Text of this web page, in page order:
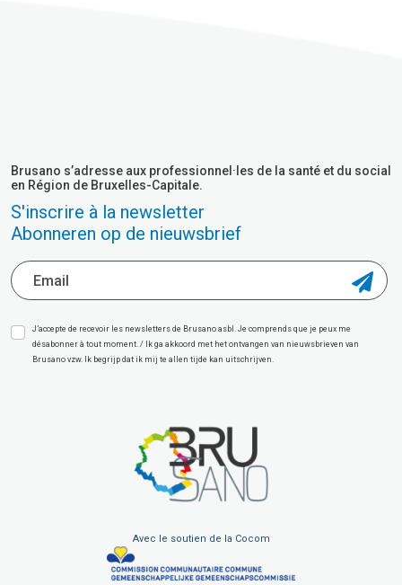
Brusano s’adresse aux professionnel·les de la santé et du social
en Région de Bruxelles-Capitale.
S'inscrire à la newsletter
Abonneren op de nieuwsbrief
J’accepte de recevoir les newsletters de Brusano asbl. Je comprends que je peux me
désabonner à tout moment. / Ik ga akkoord met het ontvangen van nieuwsbrieven van
Brusano vzw. Ik begrijp dat ik mij te allen tijde kan uitschrijven.
Avec le soutien de la Cocom